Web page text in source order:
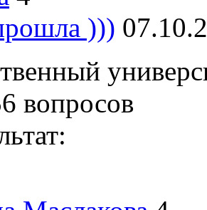
)))
вопросов